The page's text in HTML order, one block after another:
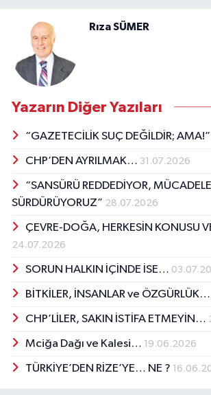
Rıza SÜMER
Yazarın Diğer Yazıları
“GAZETECİLİK SUÇ DEĞİLDİR; AMA!”
CHP’DEN AYRILMAK… 31.07.2026
“SANSÜRÜ REDDEDİYOR,
SÜRDÜRÜYORUZ” 28.07.2026
ÇEVRE-DOĞA, HERKESİN KONUSU
24.07.2026
SORUN HALKIN İÇİNDE İSE…
BİTKİLER, İNSANLAR ve ÖZGÜRLÜK…
CHP’LİLER, SAKIN İSTİFA ETMEYİN…
Mciğa Dağı ve Kalesi… 19.06.2026
TÜRKİYE’DEN RİZE’YE… NE ?